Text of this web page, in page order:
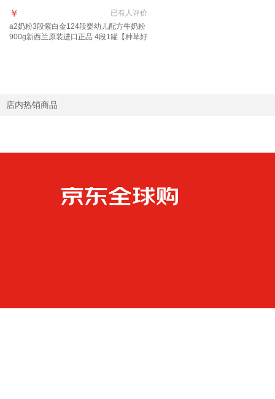
已有人评价
￥
a2奶粉3段紫白金124段婴幼儿配方牛奶粉
900g新西兰原装进口正品 4段1罐【种草好
店内热销商品